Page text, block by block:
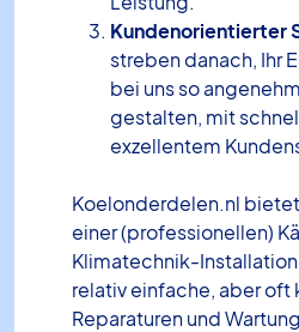
Kundenorientierter
streben danach, Ihr
bei uns so
gestalten, mit
exzellentem
Koelonderdelen.nl
einer (professionellen)
Klimatechnik-
relativ einfache, aber
Reparaturen und